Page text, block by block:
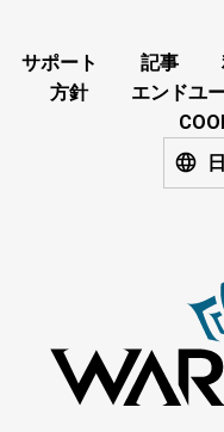
サポート 記事
方針
エンドユ